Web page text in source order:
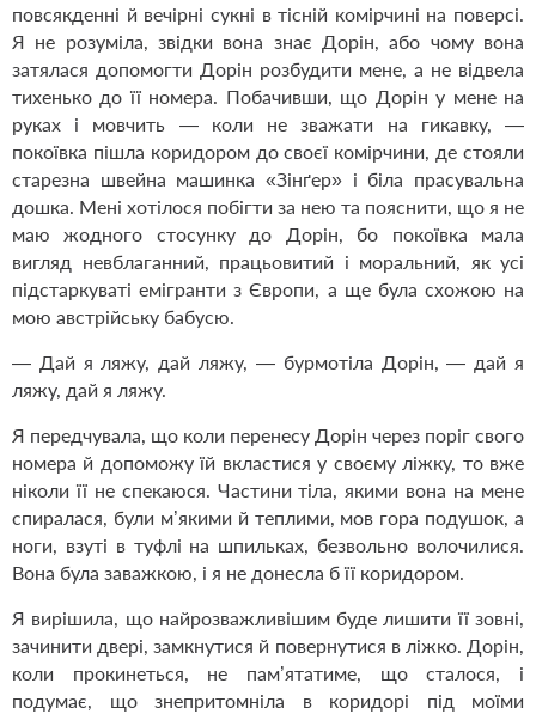
повсякденні й вечірні сукні в тісній комірчині на поверсі.
Я не розуміла, звідки вона знає Дорін, або чому вона
затялася допомогти Дорін розбудити мене, а не відвела
тихенько до її номера. Побачивши, що Дорін у мене на
руках і мовчить — коли не зважати на гикавку, —
покоївка пішла коридором до своєї комірчини, де стояли
старезна швейна машинка «Зінґер» і біла прасувальна
дошка. Мені хотілося побігти за нею та пояснити, що я не
маю жодного стосунку до Дорін, бо покоївка мала
вигляд невблаганний, працьовитий і моральний, як усі
підстаркуваті емігранти з Європи, а ще була схожою на
мою австрійську бабусю.
— Дай я ляжу, дай ляжу, — бурмотіла Дорін, — дай я
ляжу, дай я ляжу.
Я передчувала, що коли перенесу Дорін через поріг свого
номера й допоможу їй вкластися у своєму ліжку, то вже
ніколи її не спекаюся. Частини тіла, якими вона на мене
спиралася, були м’якими й теплими, мов гора подушок, а
ноги, взуті в туфлі на шпильках, безвольно волочилися.
Вона була заважкою, і я не донесла б її коридором.
Я вирішила, що найрозважливішим буде лишити її зовні,
зачинити двері, замкнутися й повернутися в ліжко. Дорін,
коли прокинеться, не пам’ятатиме, що сталося, і
подумає, що знепритомніла в коридорі під моїми